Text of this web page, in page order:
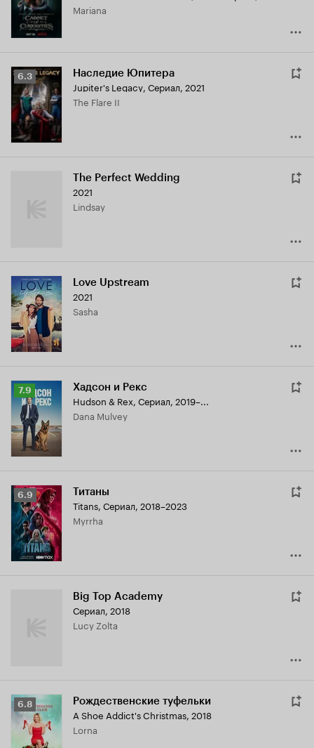
Mariana
Рейтинг
Кинопоиска
6.3
6.3 Наследие Юпитера
Jupiter's Legacy, Сериал, 2021
The Flare II
The Perfect Wedding
2021
Lindsay
Love Upstream
2021
Sasha
Рейтинг
Кинопоиска
7.9
7.9 Хадсон и Рекс
Hudson & Rex, Сериал, 2019–...
Dana Mulvey
Рейтинг
Кинопоиска
6.9
6.9 Титаны
Titans, Сериал, 2018–2023
Myrrha
Big Top Academy
Сериал, 2018
Lucy Zolta
Рейтинг
Кинопоиска
6.8
6.8 Рождественские туфельки
A Shoe Addict's Christmas, 2018
Lorna